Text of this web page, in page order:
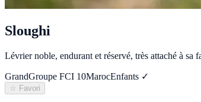
Sloughi
Lévrier noble, endurant et réservé, très attaché à sa
GrandGroupe FCI 10MarocEnfants ✓
☆ Favori